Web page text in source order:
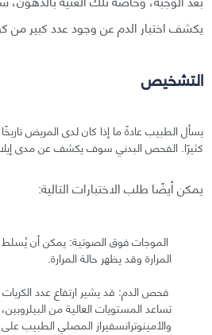
يكشف اختبار الدم عن وجود عدد كبير من
التشخيص
يسأل الطبيب عادةً ما إذا كان لدى المريض تاريخًا
كثيرًا. الفحص البدني سوف يكشف عن مدى
يمكن أيضًا طلب الاختبارات التالية:
الموجات فوق الصوتية: يمكن أن
المرارة وقد يظهر حالة المرارة.
فحص الدم: قد يشير ارتفاع عدد الكريات
تساعد المستويات العالية من
والأمينوترانسفيراز المصلي الطبيب